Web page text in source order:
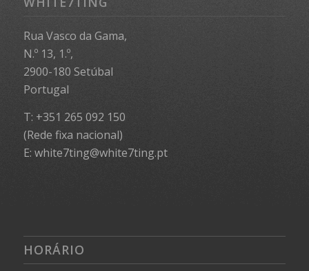
Rua Vasco da Gama,
N.º 13, 1.º,
2900-180 Setúbal
Portugal
T: +351 265 092 150
(Rede fixa nacional)
E: white7ting@white7ting.pt
HORÁRIO